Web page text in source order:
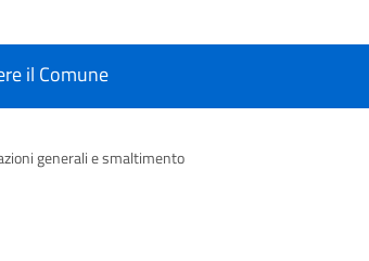
il Comune
generali e smaltimento